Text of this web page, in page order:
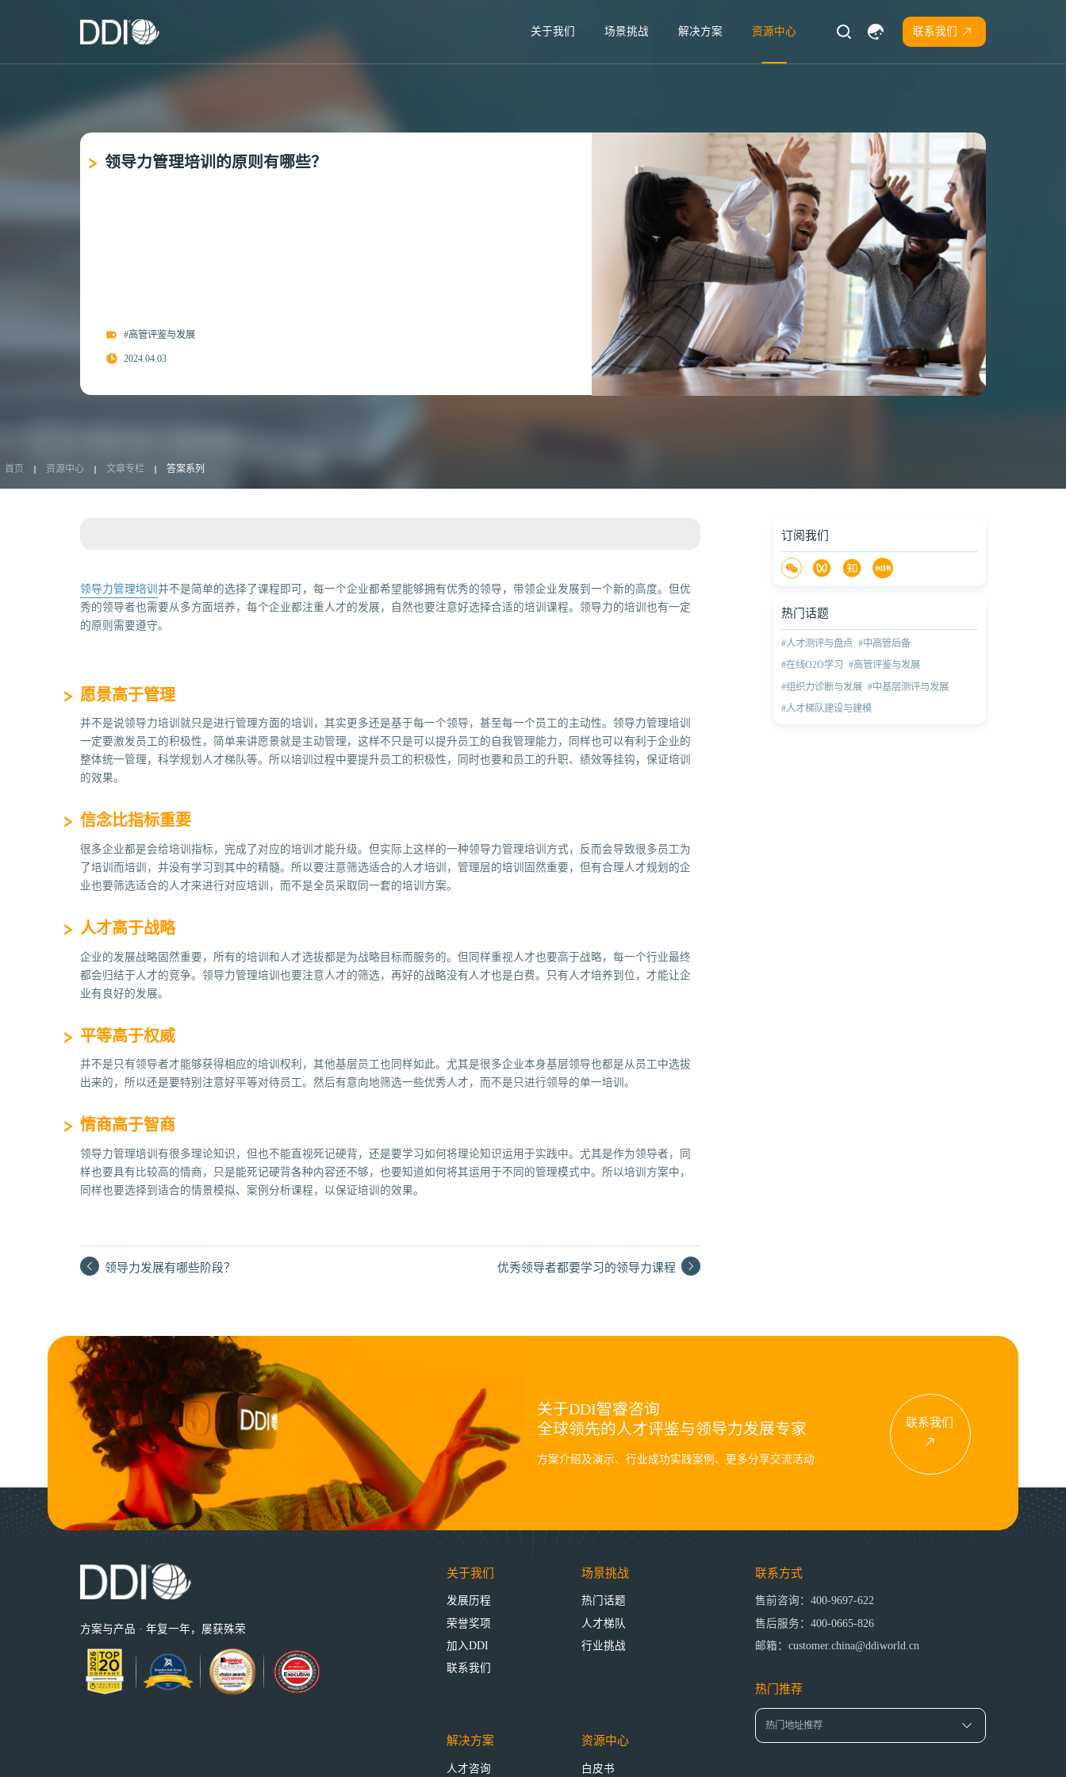
关于我们 场景挑战 解决方案 资源中心 联系我们
领导力管理培训的原则有哪些？
#高管评鉴与发展
2024.04.03
首页 资源中心 文章专栏 答案系列
领导力管理培训 并不是简单的选择了课程即可，每一个企业都希望能够拥有优秀的领导，带领企业发展到一个新的高度。但优
秀的领导者也需要从多方面培养，每个企业都注重人才的发展，自然也要注意好选择合适的培训课程。领导力的培训也有一定
的原则需要遵守。
愿景高于管理
并不是说领导力培训就只是进行管理方面的培训，其实更多还是基于每一个领导，甚至每一个员工的主动性。领导力管理培训
一定要激发员工的积极性，简单来讲愿景就是主动管理，这样不只是可以提升员工的自我管理能力，同样也可以有利于企业的
整体统一管理，科学规划人才梯队等。所以培训过程中要提升员工的积极性，同时也要和员工的升职、绩效等挂钩，保证培训
的效果。
信念比指标重要
很多企业都是会给培训指标，完成了对应的培训才能升级。但实际上这样的一种领导力管理培训方式，反而会导致很多员工为
了培训而培训，并没有学习到其中的精髓。所以要注意筛选适合的人才培训，管理层的培训固然重要，但有合理人才规划的企
业也要筛选适合的人才来进行对应培训，而不是全员采取同一套的培训方案。
人才高于战略
企业的发展战略固然重要，所有的培训和人才选拔都是为战略目标而服务的。但同样重视人才也要高于战略，每一个行业最终
都会归结于人才的竞争。领导力管理培训也要注意人才的筛选，再好的战略没有人才也是白费。只有人才培养到位，才能让企
业有良好的发展。
平等高于权威
并不是只有领导者才能够获得相应的培训权利，其他基层员工也同样如此。尤其是很多企业本身基层领导也都是从员工中选拔
出来的，所以还是要特别注意好平等对待员工。然后有意向地筛选一些优秀人才，而不是只进行领导的单一培训。
情商高于智商
领导力管理培训有很多理论知识，但也不能直视死记硬背，还是要学习如何将理论知识运用于实践中。尤其是作为领导者，同
样也要具有比较高的情商，只是能死记硬背各种内容还不够，也要知道如何将其运用于不同的管理模式中。所以培训方案中，
同样也要选择到适合的情景模拟、案例分析课程，以保证培训的效果。
领导力发展有哪些阶段？ 优秀领导者都要学习的领导力课程
订阅我们
热门话题
#人才测评与盘点 #中高管后备
#在线O2O学习 #高管评鉴与发展
#组织力诊断与发展 #中基层测评与发展
#人才梯队建设与建模
关于DDI智睿咨询
全球领先的人才评鉴与领导力发展专家
方案介绍及演示、行业成功实践案例、更多分享交流活动
联系我们
方案与产品 · 年复一年，屡获殊荣
关于我们
发展历程
荣誉奖项
加入DDI
联系我们
场景挑战
热门话题
人才梯队
行业挑战
解决方案
人才咨询
资源中心
白皮书
联系方式
售前咨询：400-9697-622
售后服务：400-0665-826
邮箱：customer.china@ddiworld.cn
热门推荐